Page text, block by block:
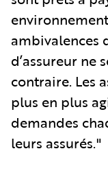
ambivalences
d’assureur ne
contraire. Les
plus en plus
demandes
leurs assurés."